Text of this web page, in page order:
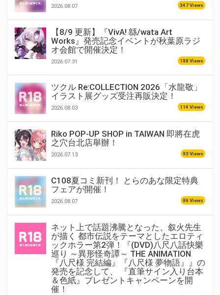
2026.08.07 347 Views
【8/9 更新】『VivA! 緜/wata Art
Works』発売記念イベントが秋葉原ラジ
オ会館で開催決定！
2026.07.31 188 Views
ツクル Re:COLLECTION 2026「水龍敬」
イラスト展グッズ受注再販決定！
2026.08.03 114 Views
Riko POP-UP SHOP in TAIWAN 即將在虎
之穴台北店舉辦！
2026.07.13 93 Views
C108夏コミ新刊！ とらのあな限定特典
フェアが開催！
2026.08.07 86 Views
ネット上で話題沸騰となった、叙火先生
が描く 都市伝説をテーマとしたエロティ
ックホラー第2弾！『(DVD)八尺八話快樂
巡り ～異形怪奇譚～ THE ANIMATION
『八尺様 完結編』『八尺様 夢物語』』の
発売を記念して、 『直筆サイン入り台本
＆色紙』プレゼントキャンペーンを開
催！